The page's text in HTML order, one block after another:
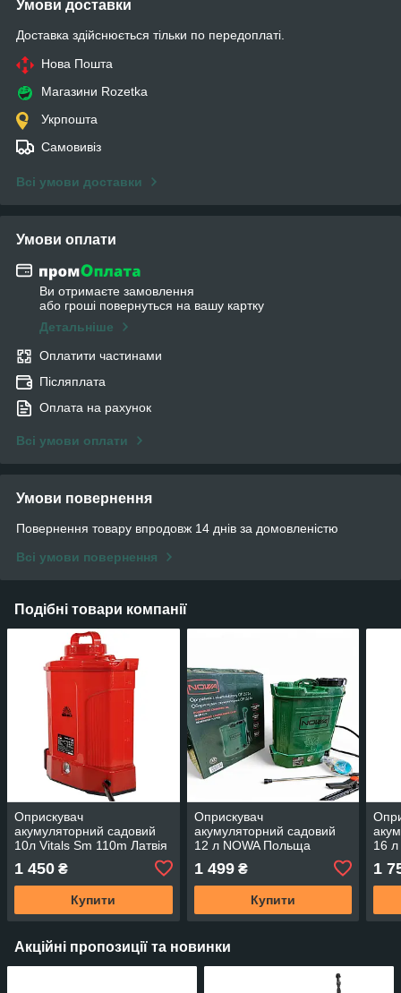
Умови доставки
Доставка здійснюється тільки по передоплаті.
Нова Пошта
Магазини Rozetka
Укрпошта
Самовивіз
Всі умови доставки
Умови оплати
Ви отримаєте замовлення
або гроші повернуться на вашу картку
Детальніше
Оплатити частинами
Післяплата
Оплата на рахунок
Всі умови оплати
Умови повернення
Повернення товару впродовж 14 днів за домовленістю
Всі умови повернення
Подібні товари компанії
Оприскувач
акумуляторний садовий
10л Vitals Sm 110m Латвія
1 450 ₴
Купити
Оприскувач
акумуляторний садовий
12 л NOWA Польща
1 499₴
Купити
16 л
1
Акційні пропозиції та новинки